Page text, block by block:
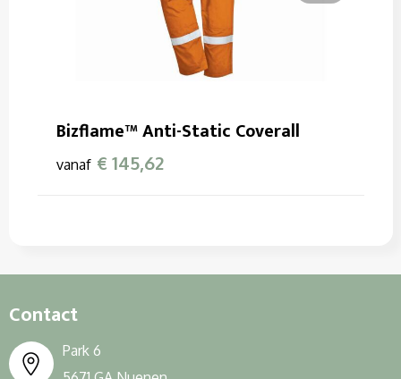
Bizflame™ Anti-Static Coverall
vanaf € 145,62
Contact
Park 6